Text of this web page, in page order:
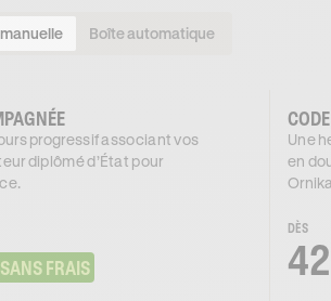
Boîte automatique
progressif associant vos
diplômé d’État pour
FRAIS
Une
en
DÈS
42